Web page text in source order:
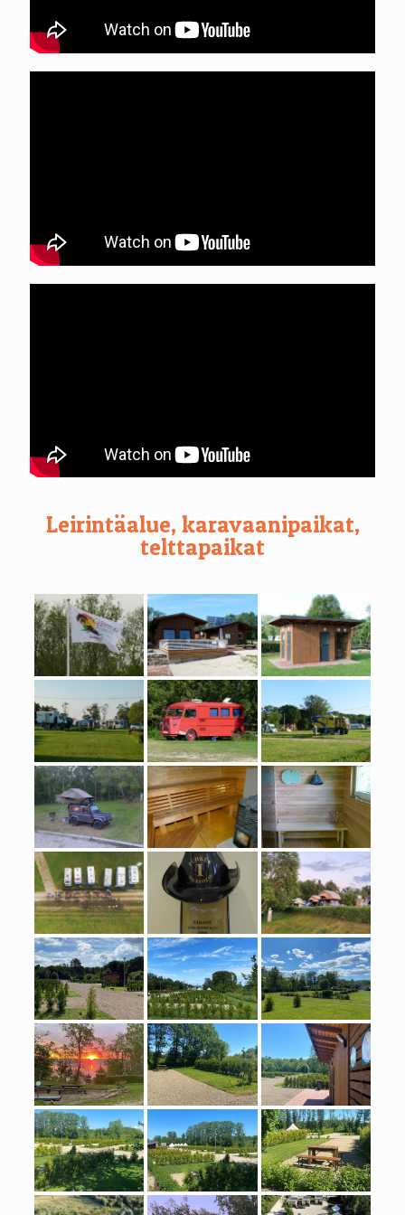
Leirintäalue, karavaanipaikat,
telttapaikat